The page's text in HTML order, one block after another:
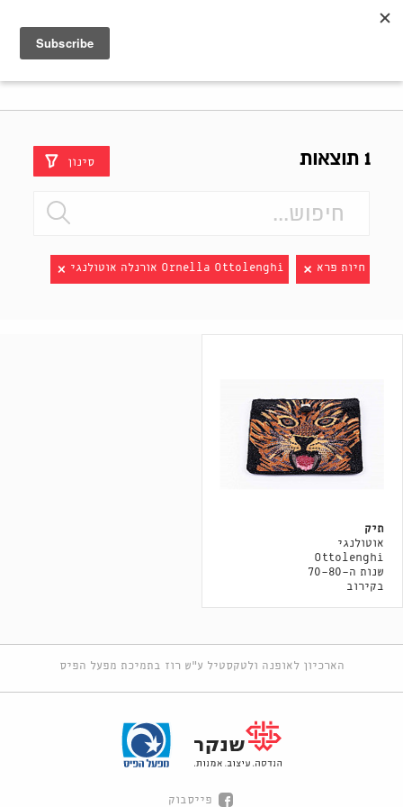
1 תוצאות סינון
חיות פרא Ornella Ottolenghi אורנלה אוטולנגי
תיק
אוטולנגי
Ottolenghi
שנות ה-70-80
בקירוב
הארכיון לאופנה ולטקסטיל ע"ש רוז בתמיכת מפעל הפיס
פייסבוק